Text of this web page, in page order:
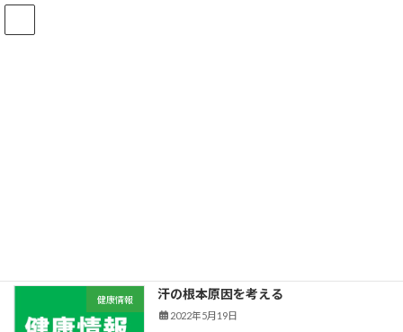
コ
ナ
健康情報 汗の根本原因を考える
2022年5月19日